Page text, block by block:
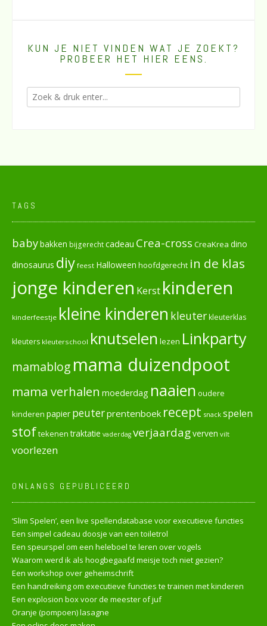
KUN JE NIET VINDEN WAT JE ZOEKT?
PROBEER HET HIER EENS.
TAGS
babybakken bijgerechtcadeau Crea-cross CreaKrea dino
dinosaurus diy feest Halloween hoofdgerecht in de klas
jonge kinderen Kerst kinderen
kinderfeestje kleine kinderen kleuterkleuterklas
kleuters kleuterschool knutselen lezen Linkparty
mamablog mama duizendpoot
mama verhalen moederdag naaien oudere
kinderen papier peuterprentenboek recept snack spelen
stoftekenen traktatie vaderdag verjaardagverven vilt
voorlezen
ONLANGS GEPUBLICEERD
‘Slim Spelen’, een live spellendatabase voor executieve functies
Een simpel cadeau doosje van een toiletrol
Een speurspel om een heleboel te leren over vogels
Waarom werd ik als hoogbegaafd meisje toch niet gezien?
Een workshop over geheimschrift
Een handreiking om executieve functies te trainen met kinderen
Een explosion box voor de meester of juf
Oranje (pompoen) lasagne